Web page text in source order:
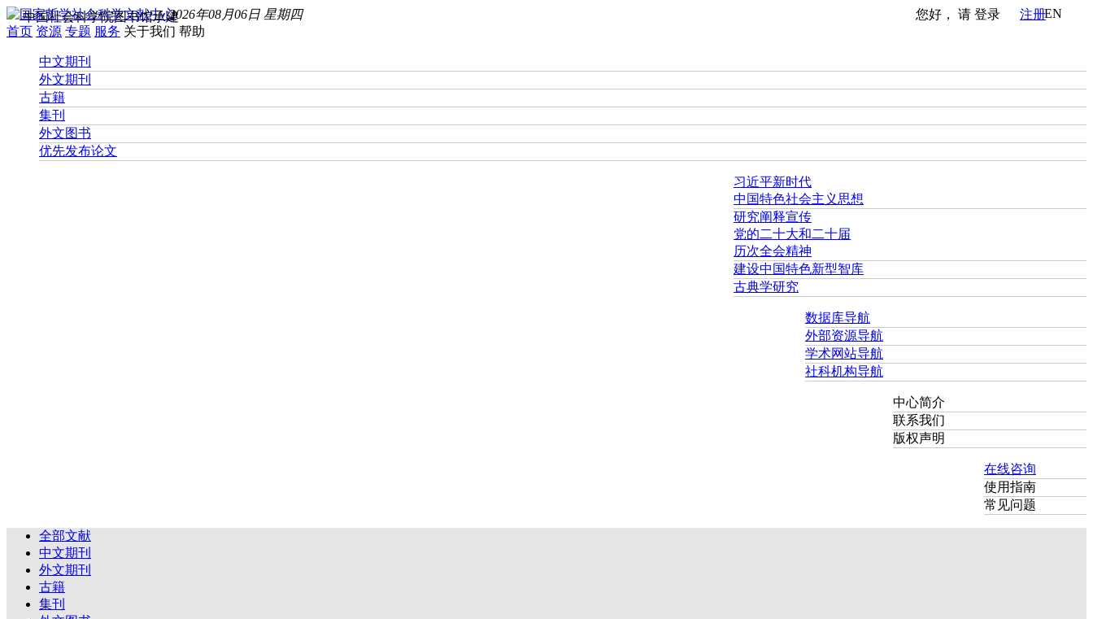
您好， 请 登录 注册EN
2026年08月06日 星期四
中国社会科学院图书馆承建
首页 资源 专题 服务 关于我们 帮助
中文期刊
外文期刊
古籍
集刊
外文图书
优先发布论文
习近平新时代
中国特色社会主义思想
研究阐释宣传
党的二十大和二十届
历次全会精神
建设中国特色新型智库
古典学研究
数据库导航
外部资源导航
学术网站导航
社科机构导航
中心简介
联系我们
版权声明
在线咨询
使用指南
常见问题
全部文献
中文期刊
外文期刊
古籍
集刊